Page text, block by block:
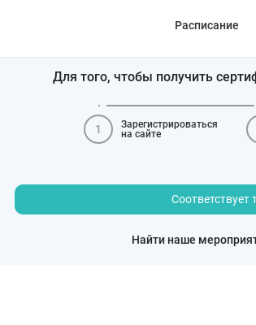
Расписание
Для того, чтобы получить
1
Зарегистрироваться
на сайте
Найти наше